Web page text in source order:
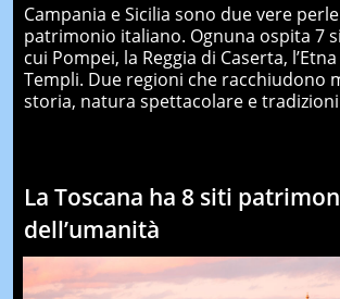
Campania e Sicilia sono due vere
patrimonio italiano. Ognuna ospita 7
cui Pompei, la Reggia di Caserta,
Templi. Due regioni che racchiudono
storia, natura spettacolare e
La Toscana ha 8 siti
dell’umanità